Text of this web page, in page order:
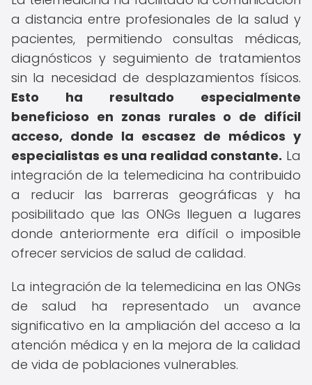
a distancia entre profesionales de la salud y
pacientes, permitiendo consultas médicas,
diagnósticos y seguimiento de tratamientos
sin la necesidad de desplazamientos físicos.
Esto ha resultado especialmente
beneficioso en zonas rurales o de difícil
acceso, donde la escasez de médicos y
especialistas es una realidad constante. La
integración de la telemedicina ha contribuido
a reducir las barreras geográficas y ha
posibilitado que las ONGs lleguen a lugares
donde anteriormente era difícil o imposible
ofrecer servicios de salud de calidad.
La integración de la telemedicina en las ONGs
de salud ha representado un avance
significativo en la ampliación del acceso a la
atención médica y en la mejora de la calidad
de vida de poblaciones vulnerables.